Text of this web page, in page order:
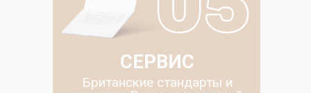
Британские стандарты и
СЕРВИС